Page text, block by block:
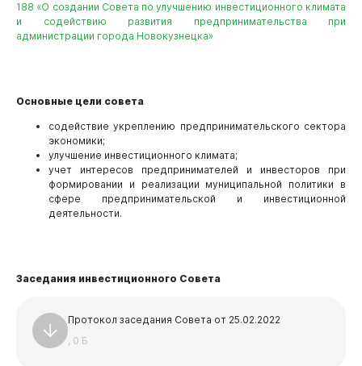
Виртуальнаяприемная
188 «О создании Совета по улучшению инвестиционного климата
и содействию развития предпринимательства при
администрации города Новокузнецка»
Основные цели совета
содействие укреплению предпринимательского сектора
экономики;
улучшение инвестиционного климата;
учет интересов предпринимателей и инвесторов при
формировании и реализации муниципальной политики в
сфере предпринимательской и инвестиционной
деятельности.
Заседания инвестиционного Совета
Протокол заседания Совета от 25.02.2022
, 0 Б